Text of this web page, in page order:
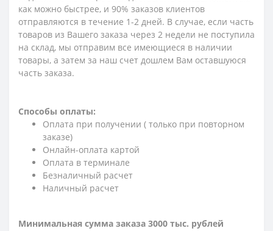
как можно быстрее, и 90% заказов клиентов
отправляются в течение 1-2 дней. В случае, если часть
товаров из Вашего заказа через 2 недели не поступила
на склад, мы отправим все имеющиеся в наличии
товары, а затем за наш счет дошлем Вам оставшуюся
часть заказа.
Способы оплаты:
Оплата при получении ( только при повторном
заказе)
Онлайн-оплата картой
Оплата в терминале
Безналичный расчет
Наличный расчет
Минимальная сумма заказа 3000 тыс. рублей